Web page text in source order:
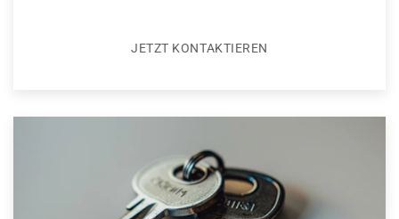
JETZT KONTAKTIEREN